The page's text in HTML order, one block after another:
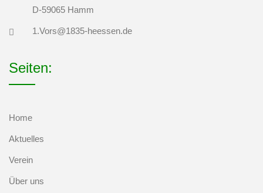
D-59065 Hamm
1.Vors@1835-heessen.de
Seiten:
Home
Aktuelles
Verein
Über uns